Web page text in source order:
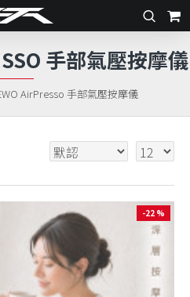
AirPresso 手部氣壓按摩儀
手部氣壓按摩儀
-22 %